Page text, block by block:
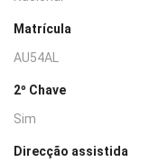
Matrícula
AU54AL
2º Chave
Sim
Direcção assistida